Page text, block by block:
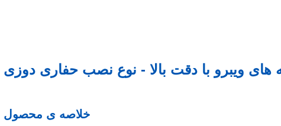
های ویبرو با دقت بالا - نوع نصب حفاری دوزی
خلاصه ی محصول